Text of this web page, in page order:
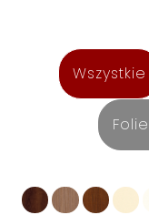
Wszystkie